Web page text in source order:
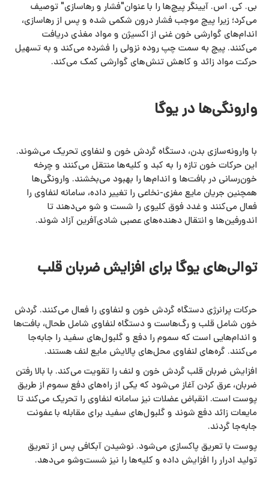
بی. کی. اس. آیینگر پیچ‌ها را با عنوان"فشار و رهاسازی" توصیف
می‌کرد؛ زیرا پیچ موجب فشار درون‌ شکمی شده و پس از رهاسازی،
اندام‌های گوارشی خون غنی از اکسیژن و مواد مغذی دریافت
می‌کنند. پیچ به سمت چپ روده نزولی را فشرده می‌کند و به تسهیل
حرکت مواد زائد و کاهش تنش‌های گوارشی کمک می‌کند.
وارونگی‌ها در یوگا
با وارونه‌سازی بدن، دستگاه گردش خون و لنفاوی تحریک می‌شوند.
این حرکات خون تازه را به کبد و کلیه‌ها منتقل می‌کنند و چرخه
خون‌رسانی در بافت‌ها و اندام‌ها را بهبود می‌بخشند. وارونگی‌ها
همچنین جریان مایع مغزی-نخاعی را تغییر داده، سامانه لنفاوی را
فعال می‌کنند و غدد فوق کلیوی را شست‌ و شو می‌دهند تا
اندورفین‌ها و انتقال‌ دهنده‌های عصبی شادی‌آفرین آزاد شوند.
توالی‌های یوگا برای افزایش ضربان قلب
حرکات پرانرژی دستگاه گردش خون و لنفاوی را فعال می‌کنند. گردش
خون شامل قلب و رگ‌هاست و دستگاه لنفاوی شامل طحال، بافت‌ها
و اندام‌هایی است که سموم را دفع و گلبول‌های سفید را جابه‌جا
می‌کنند. گره‌های لنفاوی محل‌های پالایش مایع لنف هستند.
افزایش ضربان قلب گردش خون و لنف را تقویت می‌کند. با بالا رفتن
ضربان، عرق‌ کردن آغاز می‌شود که یکی از راه‌های دفع سموم از طریق
پوست است. انقباض عضلات نیز سامانه لنفاوی را تحریک می‌کند تا
مایعات زائد دفع شوند و گلبول‌های سفید برای مقابله با عفونت
جابه‌جا گردند.
پوست با تعریق پاکسازی می‌شود. نوشیدن آبکافی پس از تعریق
تولید ادرار را افزایش داده و کلیه‌ها را نیز شست‌وشو می‌دهد.